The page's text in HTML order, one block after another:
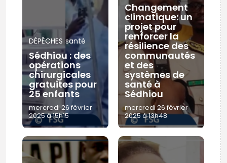
DÉPÊCHES santé
Sédhiou : des
opérations
chirurgicales
gratuites pour
25 enfants
mercredi 26 février
2025 à 15h15
Changement
climatique: un
projet pour
renforcer la
résilience des
communautés
et des
systèmes de
santé à
Sédhiou
mercredi 26 février
2025 à 13h48